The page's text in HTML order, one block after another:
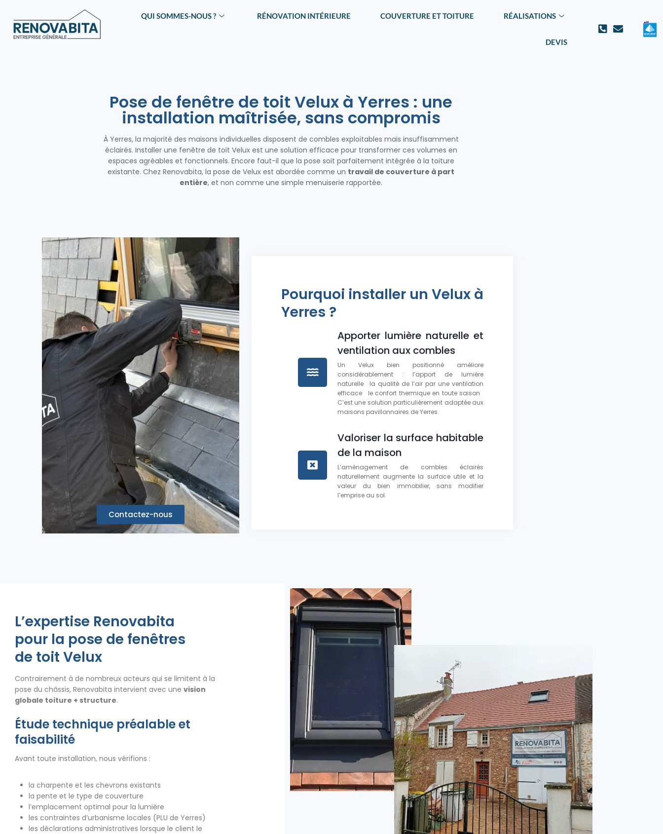
QUI SOMMES-NOUS ? RÉNOVATION INTÉRIEURE COUVERTURE ET TOITURE RÉALISATIONS
DEVIS
Pose de fenêtre de toit Velux à Yerres : une
installation maîtrisée, sans compromis
À Yerres, la majorité des maisons individuelles disposent de combles exploitables mais insuffisamment
éclairés. Installer une fenêtre de toit Velux est une solution efficace pour transformer ces volumes en
espaces agréables et fonctionnels. Encore faut-il que la pose soit parfaitement intégrée à la toiture
existante. Chez Renovabita, la pose de Velux est abordée comme un travail de couverture à part
entière, et non comme une simple menuiserie rapportée.
Pourquoi installer un Velux à
Yerres ?
Apporter lumière naturelle et
ventilation aux combles
Un Velux bien positionné améliore
considérablement : l’apport de lumière
naturelle la qualité de l’air par une ventilation
efficace le confort thermique en toute saison
C’est une solution particulièrement adaptée aux
maisons pavillonnaires de Yerres.
Valoriser la surface habitable
de la maison
L’aménagement de combles éclairés
naturellement augmente la surface utile et la
valeur du bien immobilier, sans modifier
l’emprise au sol.
Contactez-nous
L’expertise Renovabita
pour la pose de fenêtres
de toit Velux
Contrairement à de nombreux acteurs qui se limitent à la
pose du châssis, Renovabita intervient avec une vision
globale toiture + structure.
Étude technique préalable et
faisabilité
Avant toute installation, nous vérifions :
la charpente et les chevrons existants
la pente et le type de couverture
l’emplacement optimal pour la lumière
les contraintes d’urbanisme locales (PLU de Yerres)
les déclarations administratives lorsque le client le